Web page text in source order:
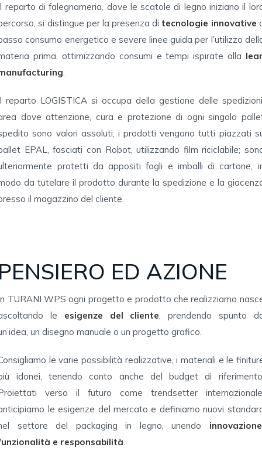
reparto di falegnameria, dove le scatole di legno iniziano il
si distingue per la presenza di tecnologie innovative
consumo energetico e severe linee guida per l’utilizzo
prima, ottimizzando consumi e tempi ispirate alla
.
reparto LOGISTICA si occupa della gestione delle
dove attenzione, cura e protezione di ogni singolo
sono valori assoluti; i prodotti vengono tutti piazzati
EPAL, fasciati con Robot, utilizzando film riciclabile;
protetti da appositi fogli e imballi di cartone,
da tutelare il prodotto durante la spedizione e la
il magazzino del cliente.
ED AZIONE
TURANI WPS ogni progetto e prodotto che realizziamo
le esigenze del cliente, prendendo spunto
un disegno manuale o un progetto grafico.
le varie possibilità realizzative, i materiali e le
idonei, tenendo conto anche del budget di
verso il futuro come trendsetter
le esigenze del mercato e definiamo nuovi
settore del packaging in legno, unendo
e responsabilità.